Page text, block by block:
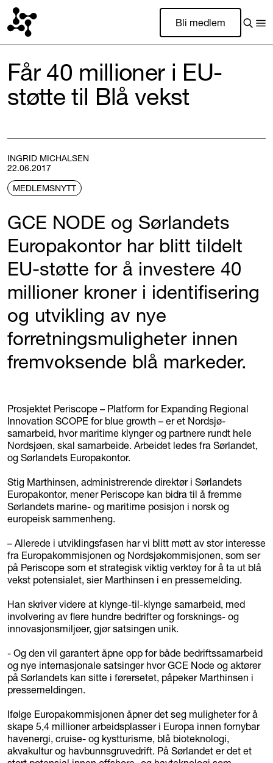
Bli medlem
Får 40 millioner i EU-
støtte til Blå vekst
INGRID MICHALSEN
22.06.2017
MEDLEMSNYTT
GCE NODE og Sørlandets
Europakontor har blitt tildelt
EU-støtte for å investere 40
millioner kroner i identifisering
og utvikling av nye
forretningsmuligheter innen
fremvoksende blå markeder.
Prosjektet Periscope – Platform for Expanding Regional
Innovation SCOPE for blue growth – er et Nordsjø-
samarbeid, hvor maritime klynger og partnere rundt hele
Nordsjøen, skal samarbeide. Arbeidet ledes fra Sørlandet,
og Sørlandets Europakontor.
Stig Marthinsen, administrerende direktør i Sørlandets
Europakontor, mener Periscope kan bidra til å fremme
Sørlandets marine- og maritime posisjon i norsk og
europeisk sammenheng.
– Allerede i utviklingsfasen har vi blitt møtt av stor interesse
fra Europakommisjonen og Nordsjøkommisjonen, som ser
på Periscope som et strategisk viktig verktøy for å ta ut blå
vekst potensialet, sier Marthinsen i en pressemelding.
Han skriver videre at klynge-til-klynge samarbeid, med
involvering av flere hundre bedrifter og forsknings- og
innovasjonsmiljøer, gjør satsingen unik.
- Og den vil garantert åpne opp for både bedriftssamarbeid
og nye internasjonale satsinger hvor GCE Node og aktører
på Sørlandets kan sitte i førersetet, påpeker Marthinsen i
pressemeldingen.
Ifølge Europakommisjonen åpner det seg muligheter for å
skape 5,4 millioner arbeidsplasser i Europa innen fornybar
havenergi, cruise- og kystturisme, blå bioteknologi,
akvakultur og havbunnsgruvedrift. På Sørlandet er det et